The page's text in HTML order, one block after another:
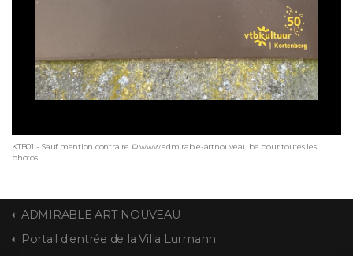
KTB01 - Sauf mention contraire © www.admirable-artnouveau.be pour toutes les
photos
ADMIRABLE ART NOUVEAU
Portail d'entrée de la Villa Lurmann